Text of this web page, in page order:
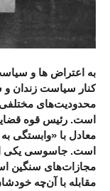
به اعتراض ها و
کنار سیاست زندان و
محدودیت‌های مختلفی
است. رئیس قوه
معادل با «وابستگی
است. جاسوسی یکی از
مجازات‌های سنگین
مقابله با آن‌چه